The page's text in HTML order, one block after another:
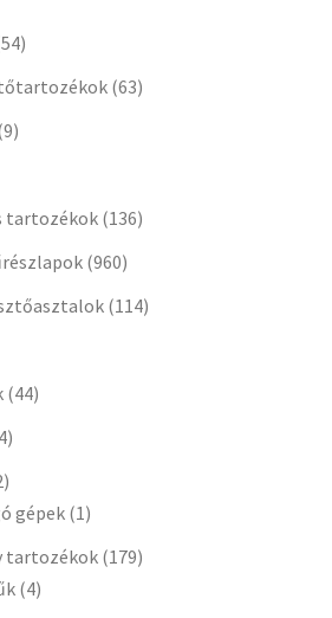
(63)
tartozékok (136)
(960)
(114)
(44)
gépek (1)
tartozékok (179)
(4)